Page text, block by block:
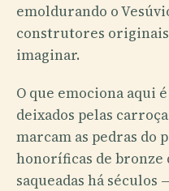
emoldurando o
construtores
imaginar.
O que emociona aqui
deixados pelas
marcam as pedras do
honoríficas de bronze
saqueadas há séculos